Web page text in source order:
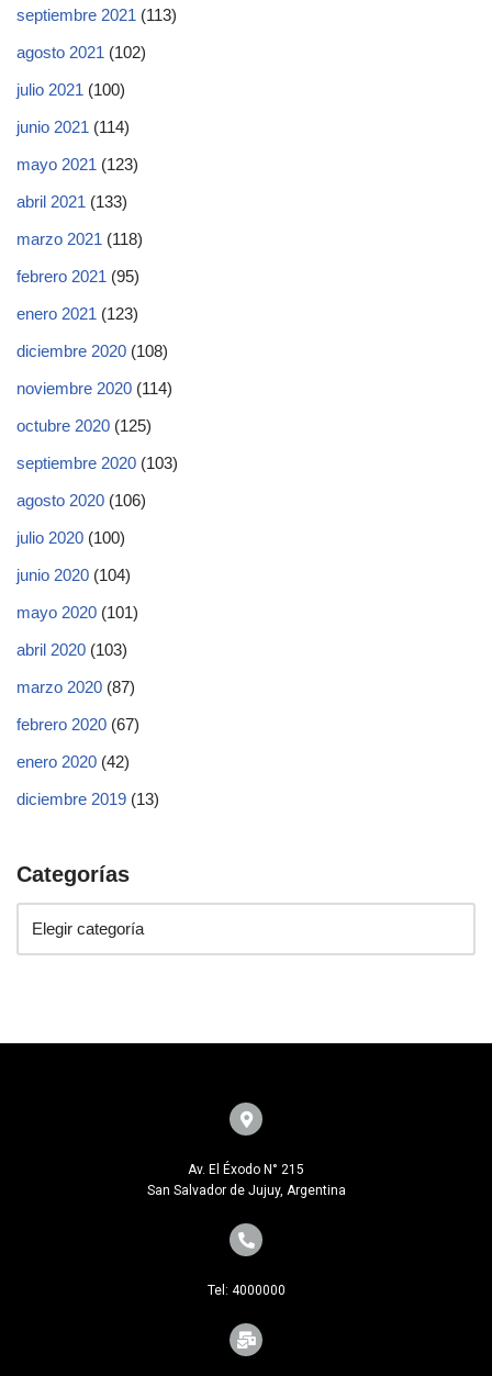
septiembre 2021 (113)
agosto 2021 (102)
julio 2021 (100)
junio 2021 (114)
mayo 2021 (123)
abril 2021 (133)
marzo 2021 (118)
febrero 2021 (95)
enero 2021 (123)
diciembre 2020 (108)
noviembre 2020 (114)
octubre 2020 (125)
septiembre 2020 (103)
agosto 2020 (106)
julio 2020 (100)
junio 2020 (104)
mayo 2020 (101)
abril 2020 (103)
marzo 2020 (87)
febrero 2020 (67)
enero 2020 (42)
diciembre 2019 (13)
Categorías
Av. El Éxodo N° 215
San Salvador de Jujuy, Argentina
Tel: 4000000